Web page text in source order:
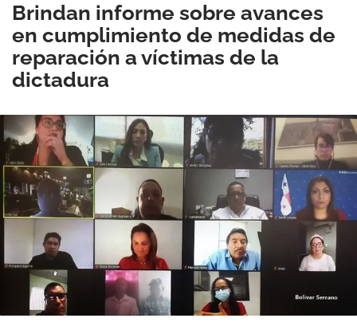
Brindan informe sobre avances
en cumplimiento de medidas de
reparación a víctimas de la
dictadura